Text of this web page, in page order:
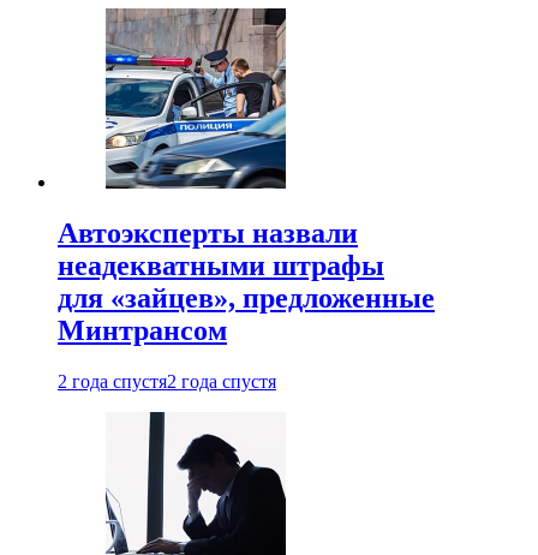
Автоэксперты назвали
неадекватными штрафы
для «зайцев», предложенные
Минтрансом
2 года спустя2 года спустя